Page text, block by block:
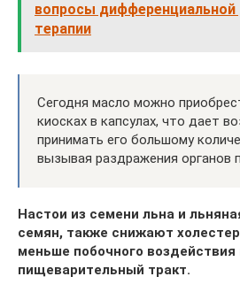
вопросы дифференциальной
терапии
Сегодня масло можно
киосках в капсулах, что дает
принимать его большому
вызывая раздражения органов
Настои из семени льна и
семян, также снижают
меньше побочного воздействия
пищеварительный тракт.